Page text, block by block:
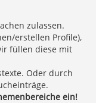
zulassen.
erstellen Profile),
füllen diese mit
Oder durch
ein!